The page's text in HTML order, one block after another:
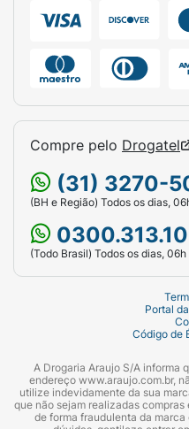
Compre pelo Drogatel
(31) 3270-
(BH e Região) Todos os dias,
(Todo Brasil) Todos os dias,
Portal
Código de
A Drogaria Araujo S/A informa
endereço www.araujo.com.br,
utilize indevidamente da sua
que não sejam realizadas
de forma fraudulenta da marca